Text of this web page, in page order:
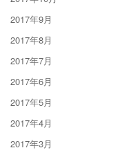
2017年9月
2017年8月
2017年7月
2017年6月
2017年5月
2017年4月
2017年3月